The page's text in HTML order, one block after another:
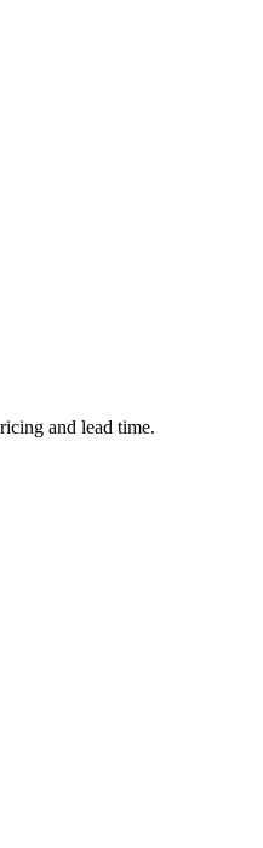
and lead time.